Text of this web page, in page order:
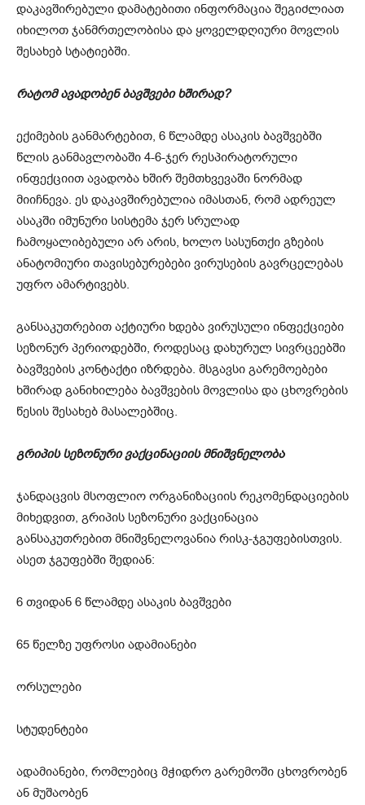
დაკავშირებული დამატებითი ინფორმაცია შეგიძლიათ
იხილოთ ჯანმრთელობისა და ყოველდღიური მოვლის
შესახებ სტატიებში.
რატომ ავადობენ ბავშვები ხშირად?
ექიმების განმარტებით, 6 წლამდე ასაკის ბავშვებში
წლის განმავლობაში 4-6-ჯერ რესპირატორული
ინფექციით ავადობა ხშირ შემთხვევაში ნორმად
მიიჩნევა. ეს დაკავშირებულია იმასთან, რომ ადრეულ
ასაკში იმუნური სისტემა ჯერ სრულად
ჩამოყალიბებული არ არის, ხოლო სასუნთქი გზების
ანატომიური თავისებურებები ვირუსების გავრცელებას
უფრო ამარტივებს.
განსაკუთრებით აქტიური ხდება ვირუსული ინფექციები
სეზონურ პერიოდებში, როდესაც დახურულ სივრცეებში
ბავშვების კონტაქტი იზრდება. მსგავსი გარემოებები
ხშირად განიხილება ბავშვების მოვლისა და ცხოვრების
წესის შესახებ მასალებშიც.
გრიპის სეზონური ვაქცინაციის მნიშვნელობა
ჯანდაცვის მსოფლიო ორგანიზაციის რეკომენდაციების
მიხედვით, გრიპის სეზონური ვაქცინაცია
განსაკუთრებით მნიშვნელოვანია რისკ-ჯგუფებისთვის.
ასეთ ჯგუფებში შედიან:
6 თვიდან 6 წლამდე ასაკის ბავშვები
65 წელზე უფროსი ადამიანები
ორსულები
სტუდენტები
ადამიანები, რომლებიც მჭიდრო გარემოში ცხოვრობენ
ან მუშაობენ